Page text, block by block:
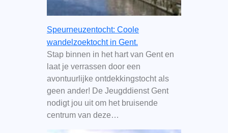
Speurneuzentocht: Coole
wandelzoektocht in Gent.
Stap binnen in het hart van Gent en
laat je verrassen door een
avontuurlijke ontdekkingstocht als
geen ander! De Jeugddienst Gent
nodigt jou uit om het bruisende
centrum van deze…